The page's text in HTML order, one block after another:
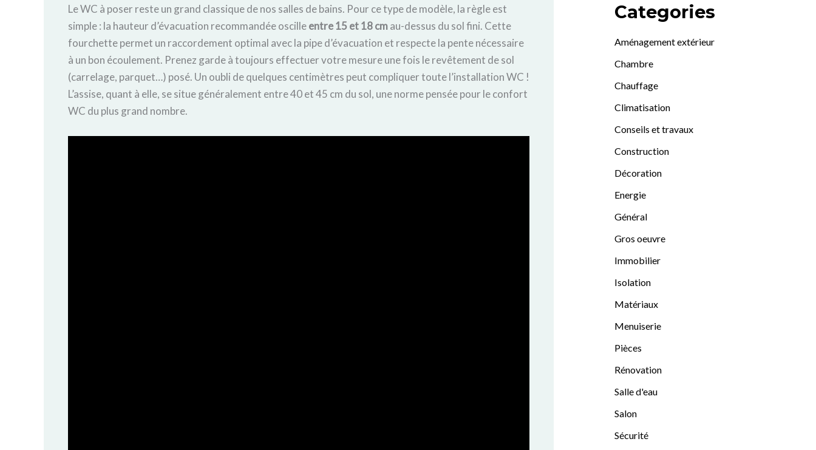
Le WC à poser reste un grand classique de nos salles de bains. Pour ce type de modèle, la règle est
simple : la hauteur d’évacuation recommandée oscilleentre 15 et 18 cmau-dessus du sol fini. Cette
fourchette permet un raccordement optimal avec la pipe d’évacuation et respecte la pente nécessaire
à un bon écoulement. Prenez garde à toujours effectuer votre mesure une fois le revêtement de sol
(carrelage, parquet…) posé. Un oubli de quelques centimètres peut compliquer toute l’installation WC !
L’assise, quant à elle, se situe généralement entre 40 et 45 cm du sol, une norme pensée pour le confort
WC du plus grand nombre.
Categories
Aménagement extérieur
Chambre
Chauffage
Climatisation
Conseils et travaux
Construction
Décoration
Energie
Général
Gros oeuvre
Immobilier
Isolation
Matériaux
Menuiserie
Pièces
Rénovation
Salle d'eau
Salon
Sécurité